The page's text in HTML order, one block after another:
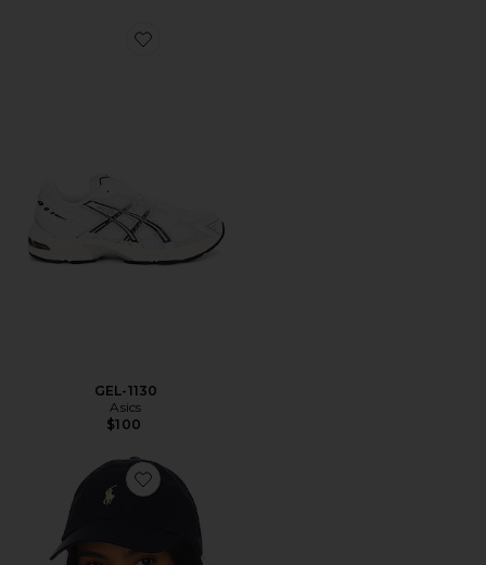
Favorite GEL-1130
GEL-1130
Asics
$100
Favorite Chino Cap